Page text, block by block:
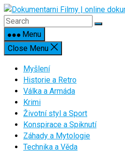
Skip
to
contentMenu
Close Menu
Myšlení
Historie a Retro
Válka a Armáda
Krimi
Životní styl a Sport
Konspirace a Spiknutí
Záhady a Mytologie
Technika a Věda